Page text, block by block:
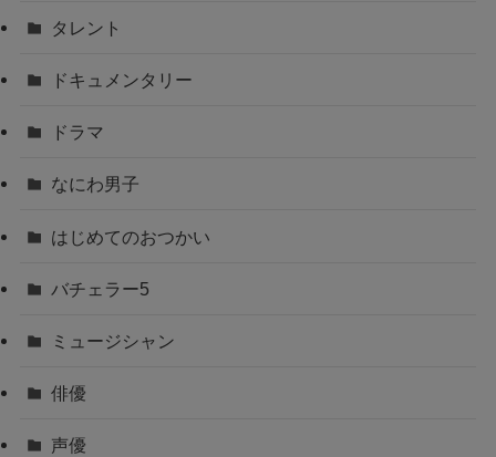
タレント
ドキュメンタリー
ドラマ
なにわ男子
はじめてのおつかい
バチェラー5
ミュージシャン
俳優
声優